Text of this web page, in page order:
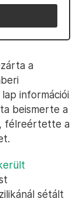
a
lap információi
beismerte a
félreértette a
sétált